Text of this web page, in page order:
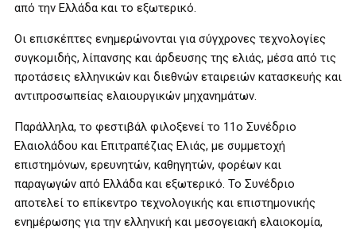
από την Ελλάδα και το εξωτερικό.
Οι επισκέπτες ενημερώνονται για σύγχρονες τεχνολογίες
συγκομιδής, λίπανσης και άρδευσης της ελιάς, μέσα από τις
προτάσεις ελληνικών και διεθνών εταιρειών κατασκευής και
αντιπροσωπείας ελαιουργικών μηχανημάτων.
Παράλληλα, το φεστιβάλ φιλοξενεί το 11ο Συνέδριο
Ελαιολάδου και Επιτραπέζιας Ελιάς, με συμμετοχή
επιστημόνων, ερευνητών, καθηγητών, φορέων και
παραγωγών από Ελλάδα και εξωτερικό. Το Συνέδριο
αποτελεί το επίκεντρο τεχνολογικής και επιστημονικής
ενημέρωσης για την ελληνική και μεσογειακή ελαιοκομία,